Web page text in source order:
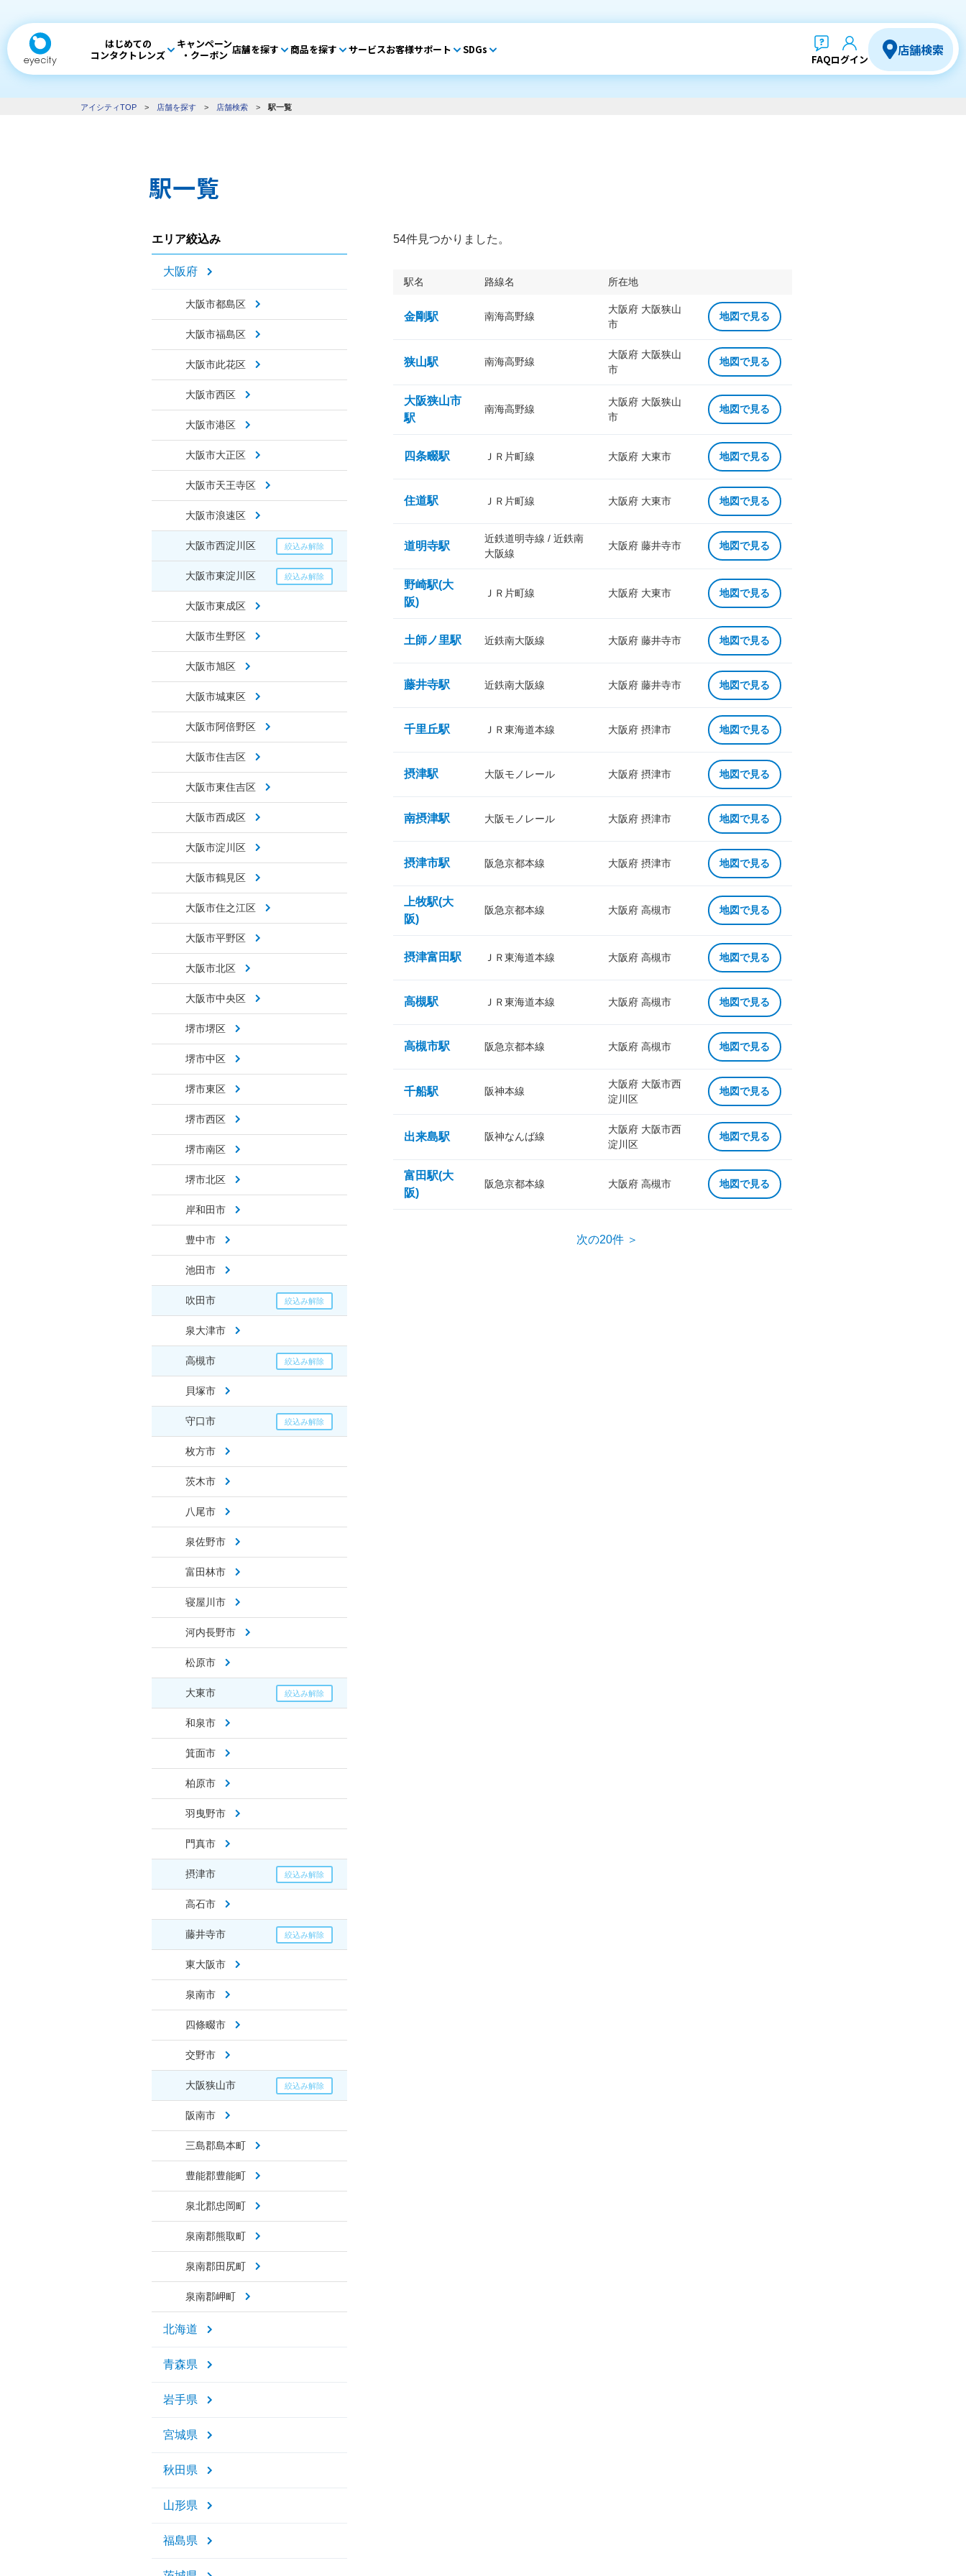
はじめての
コンタクトレンズ
キャンペーン
・クーポン 店舗を探す 商品を探す サービスお客様サポート SDGs
FAQログイン
店舗検索
アイシティTOP > 店舗を探す > 店舗検索 > 駅一覧
駅一覧
エリア絞込み
大阪府
大阪市都島区
大阪市福島区
大阪市此花区
大阪市西区
大阪市港区
大阪市大正区
大阪市天王寺区
大阪市浪速区
大阪市西淀川区
大阪市東淀川区
大阪市東成区
大阪市生野区
大阪市旭区
大阪市城東区
大阪市阿倍野区
大阪市住吉区
大阪市東住吉区
大阪市西成区
大阪市淀川区
大阪市鶴見区
大阪市住之江区
大阪市平野区
大阪市北区
大阪市中央区
堺市堺区
堺市中区
堺市東区
堺市西区
堺市南区
堺市北区
岸和田市
豊中市
池田市
吹田市
泉大津市
高槻市
貝塚市
守口市
枚方市
茨木市
八尾市
泉佐野市
富田林市
寝屋川市
河内長野市
松原市
大東市
和泉市
箕面市
柏原市
羽曳野市
門真市
摂津市
高石市
藤井寺市
東大阪市
泉南市
四條畷市
交野市
大阪狭山市
阪南市
三島郡島本町
豊能郡豊能町
泉北郡忠岡町
泉南郡熊取町
泉南郡田尻町
泉南郡岬町
北海道
青森県
岩手県
宮城県
秋田県
山形県
福島県
54件見つかりました。
駅名 路線名 所在地
金剛駅 南海高野線
大阪府 大阪狭山
市
地図で見る
狭山駅 南海高野線
大阪府 大阪狭山
市
地図で見る
大阪狭山市
駅
南海高野線
大阪府 大阪狭山
市
地図で見る
四条畷駅 ＪＲ片町線 大阪府 大東市 地図で見る
住道駅 ＪＲ片町線 大阪府 大東市 地図で見る
道明寺駅
近鉄道明寺線 / 近鉄南
大阪線
大阪府 藤井寺市 地図で見る
野崎駅(大
阪)
ＪＲ片町線 大阪府 大東市 地図で見る
土師ノ里駅 近鉄南大阪線 大阪府 藤井寺市 地図で見る
藤井寺駅 近鉄南大阪線 大阪府 藤井寺市 地図で見る
千里丘駅 ＪＲ東海道本線 大阪府 摂津市 地図で見る
摂津駅 大阪モノレール 大阪府 摂津市 地図で見る
南摂津駅 大阪モノレール 大阪府 摂津市 地図で見る
摂津市駅 阪急京都本線 大阪府 摂津市 地図で見る
上牧駅(大
阪)
阪急京都本線 大阪府 高槻市 地図で見る
摂津富田駅 ＪＲ東海道本線 大阪府 高槻市 地図で見る
高槻駅 ＪＲ東海道本線 大阪府 高槻市 地図で見る
高槻市駅 阪急京都本線 大阪府 高槻市 地図で見る
千船駅 阪神本線
大阪府 大阪市西
淀川区
地図で見る
出来島駅 阪神なんば線
大阪府 大阪市西
淀川区
地図で見る
富田駅(大
阪)
阪急京都本線 大阪府 高槻市 地図で見る
次の20件 ＞